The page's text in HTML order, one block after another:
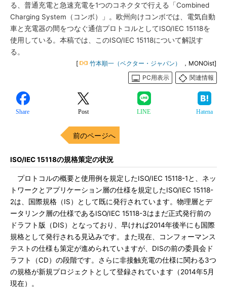
る、普通充電と急速充電を1つのコネクタで行える「Combined
Charging System（コンボ）」。欧州向けコンボでは、電気自動
車と充電器の間をつなぐ通信プロトコルとしてISO/IEC 15118を
使用している。本稿では、このISO/IEC 15118について解説す
る。
[ 竹本順一（ベクター・ジャパン）
，MONOist]
PC用表示
関連情報
Share Post LINE Hatena
前のページへ
ISO/IEC 15118の規格策定の状況
プロトコルの概要と使用例を規定したISO/IEC 15118-1と、ネッ
トワークとアプリケーション層の仕様を規定したISO/IEC 15118-
2は、国際規格（IS）として既に発行されています。物理層とデ
ータリンク層の仕様であるISO/IEC 15118-3はまだ正式発行前の
ドラフト版（DIS）となっており、早ければ2014年後半にも国際
規格として発行される見込みです。また現在、コンフォーマンス
テストの仕様も策定が進められていますが、DISの前の委員会ド
ラフト（CD）の段階です。さらに非接触充電の仕様に関わる3つ
の規格が新規プロジェクトとして登録されています（2014年5月
現在）。